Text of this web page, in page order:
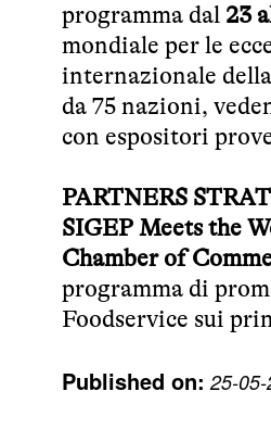
programma dal 23
mondiale per le
internazionale
da 75 nazioni,
con espositori
PARTNERS
SIGEP Meets the
Chamber of
programma di
Foodservice sui
Published on: 25-